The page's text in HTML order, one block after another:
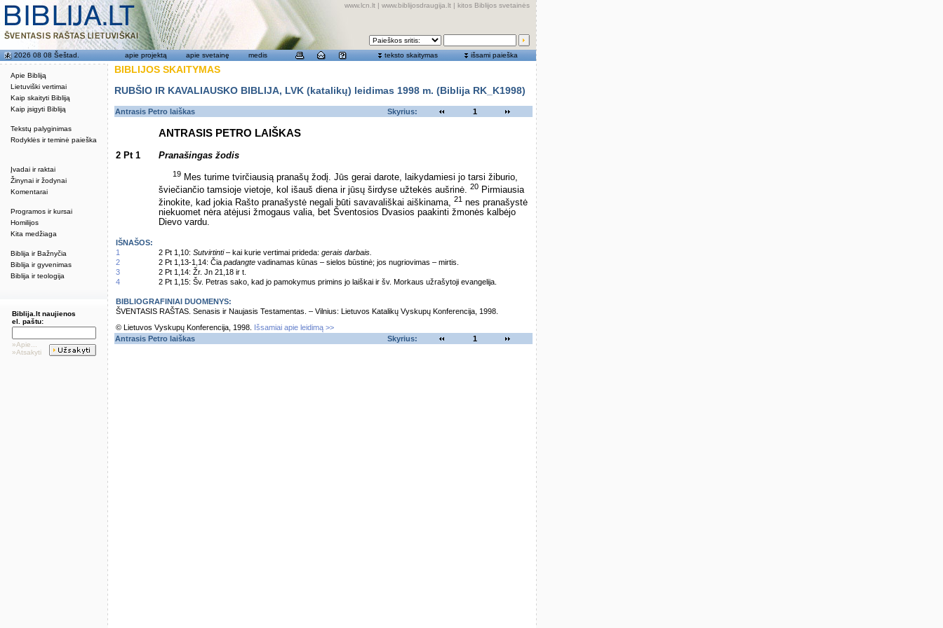
Apie Bibliją
Lietuviški vertimai
Kaip skaityti Bibliją
Kaip įsigyti Bibliją
Tekstų palyginimas
Rodyklės ir teminė paieška
Įvadai ir raktai
Žinynai ir žodynai
Komentarai
Programos ir kursai
Homilijos
Kita medžiaga
Biblija ir Bažnyčia
Biblija ir gyvenimas
Biblija ir teologija
www.lcn.lt | www.biblijosdraugija.lt | kitos Biblijos svetainės
2026 08 08 Šeštad. apie projektą apie svetainę medis teksto skaitymas išsami paieška
Biblija.lt naujienos
el. paštu:
»Apie...
»Atsakyti
BIBLIJOS SKAITYMAS
RUBŠIO IR KAVALIAUSKO BIBLIJA, LVK (katalikų) leidimas 1998 m. (Biblija RK_K1998)
Antrasis Petro laiškas Skyrius: 1
ANTRASIS PETRO LAIŠKAS
2 Pt 1 Pranašingas žodis
19 Mes turime tvirčiausią pranašų žodį. Jūs gerai darote, laikydamiesi jo tarsi žiburio,
šviečiančio tamsioje vietoje, kol išauš diena ir jūsų širdyse užtekės aušrinė. 20 Pirmiausia
žinokite, kad jokia Rašto pranašystė negali būti savavališkai aiškinama, 21 nes pranašystė
niekuomet nėra atėjusi žmogaus valia, bet Šventosios Dvasios paakinti žmonės kalbėjo
Dievo vardu.
IŠNAŠOS:
1
2 Pt 1,10: Sutvirtinti– kai kurie vertimai prideda: gerais darbais.
2
2 Pt 1,13-1,14: Čia padangte vadinamas kūnas – sielos būstinė; jos nugriovimas – mirtis.
3
2 Pt 1,14: Žr. Jn 21,18 ir t.
4
2 Pt 1,15: Šv. Petras sako, kad jo pamokymus primins jo laiškai ir šv. Morkaus užrašytoji evangelija.
BIBLIOGRAFINIAI DUOMENYS:
ŠVENTASIS RAŠTAS. Senasis ir Naujasis Testamentas. – Vilnius: Lietuvos Katalikų Vyskupų Konferencija, 1998.
© Lietuvos Vyskupų Konferencija, 1998.
Išsamiai apie leidimą >>
Antrasis Petro laiškas
Skyrius: 1